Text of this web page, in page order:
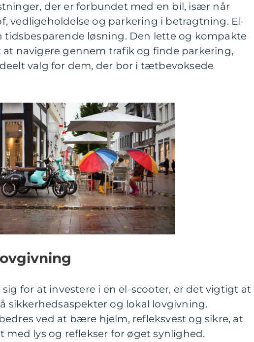
der er forbundet med en bil, især når
vedligeholdelse og parkering i betragtning. El-
tidsbesparende løsning. Den lette og kompakte
navigere gennem trafik og finde parkering,
valg for dem, der bor i tætbevoksede
for at investere i en el-scooter, er det vigtigt at
og lokal lovgivning.
ved at bære hjelm, refleksvest og sikre, at
med lys og reflekser for øget synlighed.